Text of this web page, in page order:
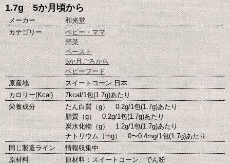
1.7g 5か月頃から
メーカー
和光堂
カテゴリー
ベビー・ママ
野菜
ペースト
5か月ごろから
ベビーフード
原産地
スイートコーン:日本
カロリー(Kcal)
7kcal/1包(1.7g)あたり
栄養成分
たん白質（g） 0.2g/1包(1.7g)あたり
脂質（g） 0.2g/1包(1.7g)あたり
炭水化物（g） 1.2g/1包(1.7g)あたり
ナトリウム（mg） 0〜0.4mg/1包(1.7g)あたり
同じ製造ライン
情報収集中
原材料
原材料：スイートコーン、でん粉